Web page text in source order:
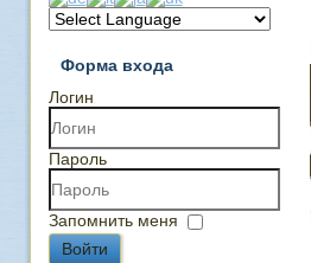
Форма входа
Логин
Пароль
Запомнить меня
Войти